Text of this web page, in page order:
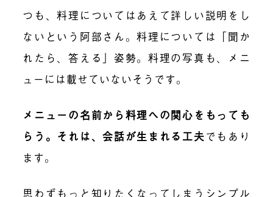
つも、料理についてはあえて詳しい説明をし
ないという阿部さん。料理については「聞か
れたら、答える」姿勢。料理の写真も、メニ
ューには載せていないそうです。
メニューの名前から料理への関心をもっても
らう。それは、会話が生まれる工夫でもあり
ます。
思わずもっと知りたくなってしまうシンプル